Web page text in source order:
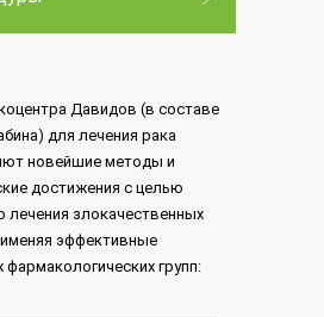
Давидов (в составе
для лечения рака
новейшие методы и
достижения с целью
лечения злокачественных
эффективные
фармакологических групп: